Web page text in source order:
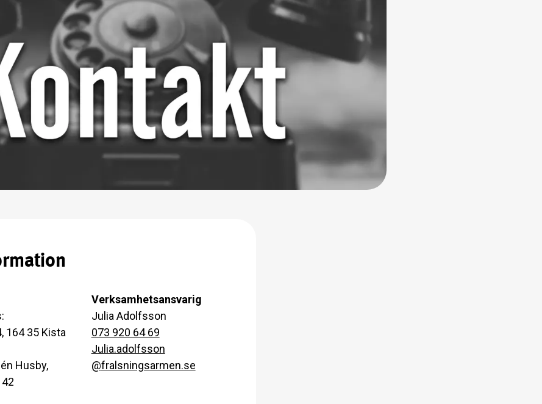
164 35 Kista
Husby,
Verksamhetsansvarig
Julia Adolfsson
073 920 64 69
Julia.adolfsson
@fralsningsarmen.se